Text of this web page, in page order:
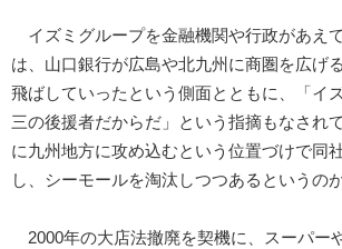
イズミグループを金融機関や行政があえ
は、山口銀行が広島や北九州に商圏を広げ
飛ばしていったという側面とともに、「イ
三の後援者だからだ」という指摘もなされ
に九州地方に攻め込むという位置づけで同
し、シーモールを淘汰しつつあるというの
2000年の大店法撤廃を契機に、スーパー